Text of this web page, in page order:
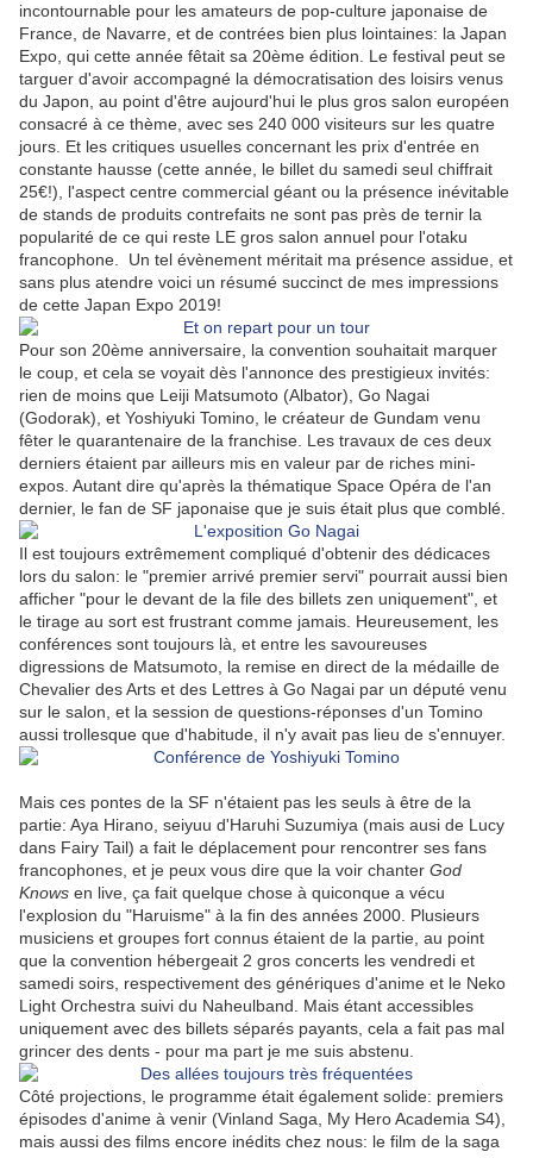
incontournable pour les amateurs de pop-culture japonaise de
France, de Navarre, et de contrées bien plus lointaines: la Japan
Expo, qui cette année fêtait sa 20ème édition. Le festival peut se
targuer d'avoir accompagné la démocratisation des loisirs venus
du Japon, au point d'être aujourd'hui le plus gros salon européen
consacré à ce thème, avec ses 240 000 visiteurs sur les quatre
jours. Et les critiques usuelles concernant les prix d'entrée en
constante hausse (cette année, le billet du samedi seul chiffrait
25€!), l'aspect centre commercial géant ou la présence inévitable
de stands de produits contrefaits ne sont pas près de ternir la
popularité de ce qui reste LE gros salon annuel pour l'otaku
francophone. Un tel évènement méritait ma présence assidue, et
sans plus atendre voici un résumé succinct de mes impressions
de cette Japan Expo 2019!
Pour son 20ème anniversaire, la convention souhaitait marquer
le coup, et cela se voyait dès l'annonce des prestigieux invités:
rien de moins que Leiji Matsumoto (Albator), Go Nagai
(Godorak), et Yoshiyuki Tomino, le créateur de Gundam venu
fêter le quarantenaire de la franchise. Les travaux de ces deux
derniers étaient par ailleurs mis en valeur par de riches mini-
expos. Autant dire qu'après la thématique Space Opéra de l'an
dernier, le fan de SF japonaise que je suis était plus que comblé.
Il est toujours extrêmement compliqué d'obtenir des dédicaces
lors du salon: le "premier arrivé premier servi" pourrait aussi bien
afficher "pour le devant de la file des billets zen uniquement", et
le tirage au sort est frustrant comme jamais. Heureusement, les
conférences sont toujours là, et entre les savoureuses
digressions de Matsumoto, la remise en direct de la médaille de
Chevalier des Arts et des Lettres à Go Nagai par un député venu
sur le salon, et la session de questions-réponses d'un Tomino
aussi trollesque que d'habitude, il n'y avait pas lieu de s'ennuyer.
Mais ces pontes de la SF n'étaient pas les seuls à être de la
partie: Aya Hirano, seiyuu d'Haruhi Suzumiya (mais ausi de Lucy
dans Fairy Tail) a fait le déplacement pour rencontrer ses fans
francophones, et je peux vous dire que la voir chanter God
Knows en live, ça fait quelque chose à quiconque a vécu
l'explosion du "Haruisme" à la fin des années 2000. Plusieurs
musiciens et groupes fort connus étaient de la partie, au point
que la convention hébergeait 2 gros concerts les vendredi et
samedi soirs, respectivement des génériques d'anime et le Neko
Light Orchestra suivi du Naheulband. Mais étant accessibles
uniquement avec des billets séparés payants, cela a fait pas mal
grincer des dents - pour ma part je me suis abstenu.
Côté projections, le programme était également solide: premiers
épisodes d'anime à venir (Vinland Saga, My Hero Academia S4),
mais aussi des films encore inédits chez nous: le film de la saga